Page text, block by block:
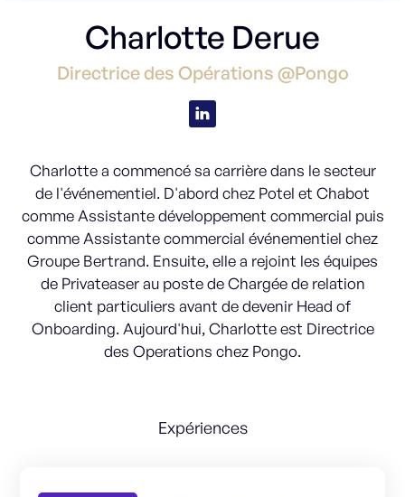
Charlotte Derue
Directrice des Opérations @Pongo
Charlotte a commencé sa carrière dans le secteur
de l'événementiel. D'abord chez Potel et Chabot
comme Assistante développement commercial puis
comme Assistante commercial événementiel chez
Groupe Bertrand. Ensuite, elle a rejoint les équipes
de Privateaser au poste de Chargée de relation
client particuliers avant de devenir Head of
Onboarding. Aujourd'hui, Charlotte est Directrice
des Operations chez Pongo.
Expériences